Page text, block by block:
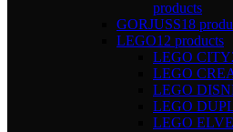
products
GORJUSS18
LEGO12 products
LEGO CITY
LEGO
LEGO
LEGO
LEGO